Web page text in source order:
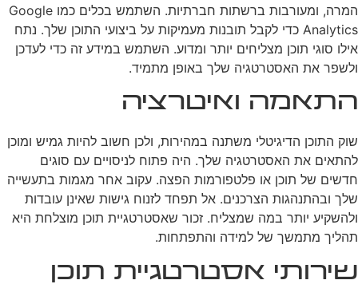
המרה, ומעורבות ברשתות חברתיות. השתמש בכלים כמו Google
Analytics כדי לקבל תובנות מעמיקות על ביצועי התוכן שלך. נתח
אילו סוגי תוכן מצליחים יותר ומדוע. השתמש במידע זה כדי לעדכן
ולשפר את האסטרטגיה שלך באופן מתמיד.
התאמה ואיטרציה
שוק התוכן הדיגיטלי משתנה במהירות, ולכן חשוב להיות גמיש ומוכן
להתאים את האסטרטגיה שלך. היה פתוח לניסויים עם סוגים
חדשים של תוכן או פלטפורמות הפצה. עקוב אחר מגמות בתעשייה
שלך ובהתנהגות הצרכנים. אל תפחד לזנוח גישות שאינן עובדות
ולהשקיע יותר במה שמצליח. זכור שאסטרטגיית תוכן מוצלחת היא
תהליך מתמשך של למידה והתפתחות.
שירותי אסטרטגיית תוכן